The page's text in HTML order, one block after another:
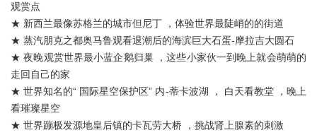
观赏点
★ 新西兰最像苏格兰的城市但尼丁 ，体验世界最陡峭的的街道
★ 蒸汽朋克之都奥马鲁观看退潮后的海滨巨大石蛋-摩拉吉大圆石
★ 夜晚观赏世界最小蓝企鹅归巢 ，这些小家伙一到晚上就会萌萌的
走回自己的家
★ 世界知名的“ 国际星空保护区” 内-蒂卡波湖 ， 白天看教堂 ，晚上
看璀璨星空
★ 世界蹦极发源地皇后镇的卡瓦劳大桥 ，挑战肾上腺素的刺激